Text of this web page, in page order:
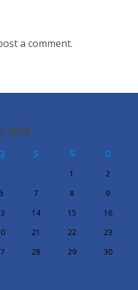
a comment.
2026
S S D
1
2
6 7 8
9
14 15
16
21 22
23
28 29
30